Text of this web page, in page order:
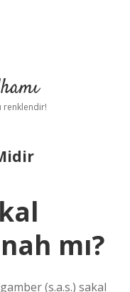
renklendir!
mı?
(s.a.s.) sakal